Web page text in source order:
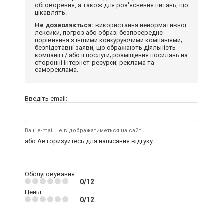
обговорення, а також для роз'яснення питань, що
цікавлять.
Не дозволяється: використання ненормативної
лексики, погроз або образ; безпосереднє
порівняння з іншими конкуруючими компаніями;
безпідставні заяви, що ображають діяльність
компанії і / або її послуги; розміщення посилань на
сторонні інтернет-ресурси; реклама та
самореклама.
Введіть email:
Ваш e-mail не відображатиметься на сайті
або Авторизуйтесь для написання відгуку
Обслуговування
0/12
Цены
0/12